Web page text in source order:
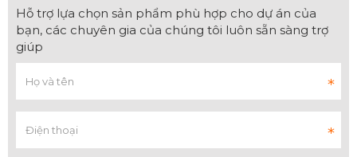
Hỗ trợ lựa chọn sản phẩm phù hợp cho dự án của
bạn, các chuyên gia của chúng tôi luôn sẵn sàng trợ
giúp